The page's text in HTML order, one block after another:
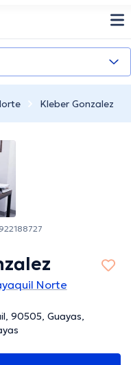
Kleber Gonzalez
Norte
90505, Guayas,